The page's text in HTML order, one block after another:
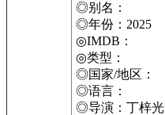
◎别名：
◎年份：2025
◎IMDB：
◎类型：
◎国家/地区：
◎语言：
◎导演：丁梓光